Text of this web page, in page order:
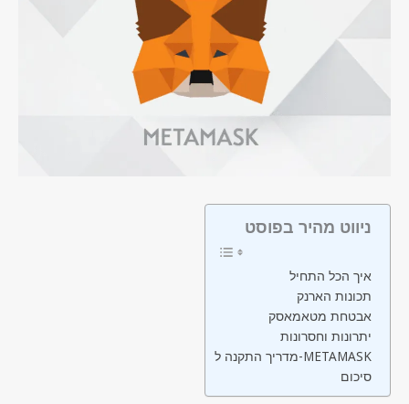
ניווט מהיר בפוסט
איך הכל התחיל
תכונות הארנק
אבטחת מטאמאסק
יתרונות וחסרונות
מדריך התקנה ל-METAMASK
סיכום